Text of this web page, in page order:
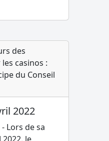
des
casinos :
du Conseil
2022
Lors de sa